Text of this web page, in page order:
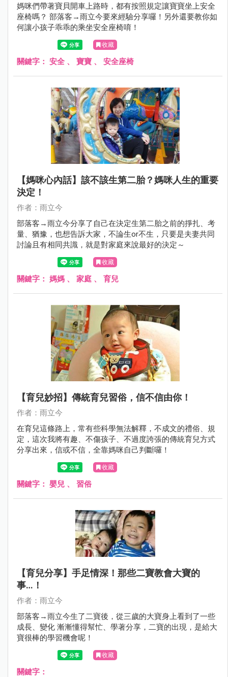
媽咪們帶著寶貝開車上路時，都有按照規定讓寶寶坐上安全
座椅嗎？ 部落客→雨立今要來經驗分享囉！另外還要教你如
何讓小孩子乖乖的乘坐安全座椅唷！
收藏
關鍵字： 安全 、 寶寶 、 安全座椅
【媽咪心內話】該不該生第二胎？媽咪人生的重要
決定！
作者：雨立今
部落客→雨立今分享了自己在決定生第二胎之前的掙扎、考
量、猶豫，也想告訴大家，不論生or不生，只要是夫妻共同
討論且有相同共識，就是對家庭來說最好的決定～
收藏
關鍵字： 媽媽 、 家庭 、 育兒
【育兒妙招】傳統育兒習俗，信不信由你！
作者：雨立今
在育兒這條路上，常有些科學無法解釋，不成文的禮俗、規
定，這次我將有趣、不傷孩子、不過度誇張的傳統育兒方式
分享出來，信或不信，全靠媽咪自己判斷囉！
收藏
關鍵字： 嬰兒 、 習俗
【育兒分享】手足情深！那些二寶教會大寶的
事…！
作者：雨立今
部落客→雨立今生了二寶後，從三歲的大寶身上看到了一些
成長、變化 漸漸懂得幫忙、學著分享，二寶的出現，是給大
寶很棒的學習機會呢！
收藏
關鍵字：